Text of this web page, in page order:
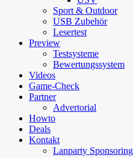
Sport & Outdoor
USB Zubehör
Lesertest
Preview
Testsysteme
Bewertungssystem
Videos
Game-Check
Partner
Advertorial
Howto
Deals
Kontakt
Lanparty Sponsoring